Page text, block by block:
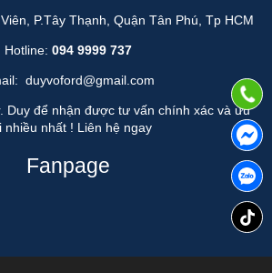
P.Tây Thạnh, Quận Tân Phú, Tp HCM
Hotline: 094 9999 737
duyvoford@gmail.com
Duy để nhận được tư vấn chính xác và ưu
nhiều nhất ! Liên hệ ngay
Fanpage